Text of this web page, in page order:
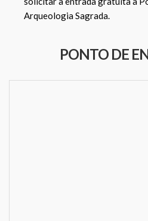
Arqueologia Sagrada.
PONTO DE